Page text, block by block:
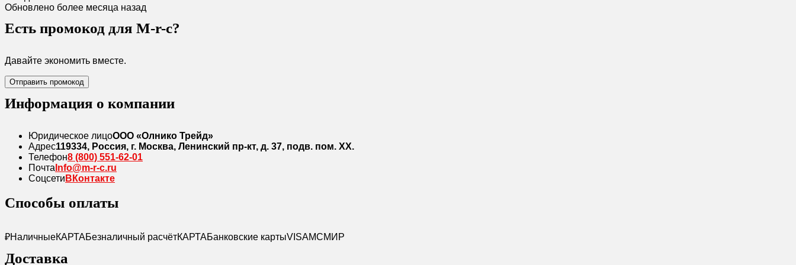
Обновлено более месяца назад
Есть промокод для M-r-c?
Давайте экономить вместе.
Отправить промокод
Информация о компании
Юридическое лицоООО «Олнико Трейд»
Адрес119334, Россия, г. Москва, Ленинский пр-кт, д. 37, подв. пом. XX.
Телефон8 (800) 551-62-01
Почта Info@m-r-c.ru
Соцсети ВКонтакте
Способы оплаты
₽НаличныеКАРТАБезналичный расчётКАРТАБанковские картыVISAMCМИР
Доставка